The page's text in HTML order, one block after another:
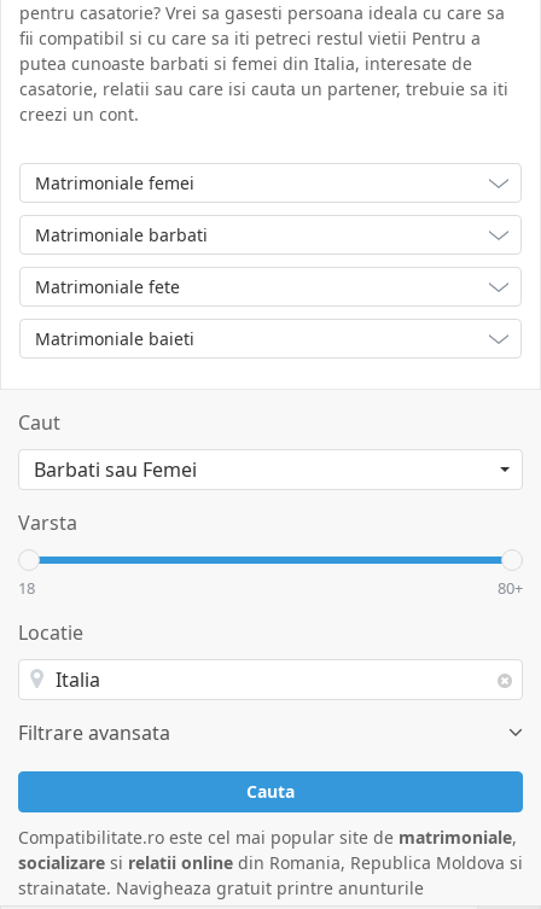
pentru casatorie? Vrei sa gasesti persoana ideala cu care sa
fii compatibil si cu care sa iti petreci restul vietii Pentru a
putea cunoaste barbati si femei din Italia, interesate de
casatorie, relatii sau care isi cauta un partener, trebuie sa iti
creezi un cont.
Matrimoniale femei
Matrimoniale barbati
Matrimoniale fete
Matrimoniale baieti
Caut
Varsta
18 80+
Locatie
Filtrare avansata
Cauta
Compatibilitate.ro este cel mai popular site de matrimoniale,
socializare si relatii online din Romania, Republica Moldova si
strainatate. Navigheaza gratuit printre anunturile